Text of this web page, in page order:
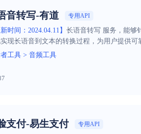
音转写-有道 专用API
新时间：2024.04.11】 长语音转写 服务，能够
现长语音到文本的转换过程，为用户提供可
工具 > 音频工具
支付-易生支付 专用API